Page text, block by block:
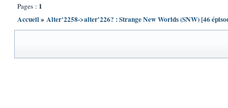
Pages : 1
Accueil» Alter'2258->alter'226? : Strange New Worlds (SNW) [46